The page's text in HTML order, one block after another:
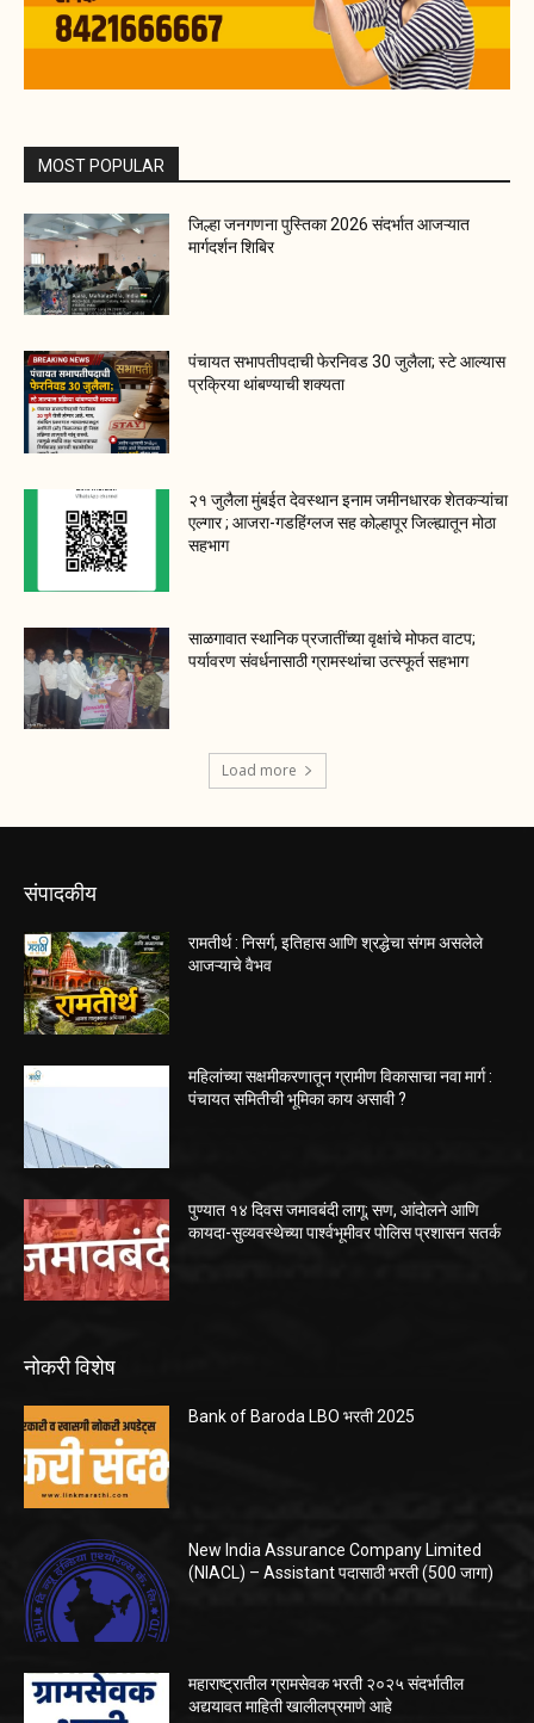
MOST POPULAR
जिल्हा जनगणना पुस्तिका 2026 संदर्भात आजऱ्यात
मार्गदर्शन शिबिर
पंचायत सभापतीपदाची फेरनिवड 30 जुलैला; स्टे आल्यास
प्रक्रिया थांबण्याची शक्यता
२१ जुलैला मुंबईत देवस्थान इनाम जमीनधारक शेतकऱ्यांचा
एल्गार ; आजरा-गडहिंग्लज सह कोल्हापूर जिल्ह्यातून मोठा
सहभाग
साळगावात स्थानिक प्रजातींच्या वृक्षांचे मोफत वाटप;
पर्यावरण संवर्धनासाठी ग्रामस्थांचा उत्स्फूर्त सहभाग
Load more
संपादकीय
रामतीर्थ : निसर्ग, इतिहास आणि श्रद्धेचा संगम असलेले
आजऱ्याचे वैभव
महिलांच्या सक्षमीकरणातून ग्रामीण विकासाचा नवा मार्ग :
पंचायत समितीची भूमिका काय असावी ?
पुण्यात १४ दिवस जमावबंदी लागू; सण, आंदोलने आणि
कायदा-सुव्यवस्थेच्या पार्श्वभूमीवर पोलिस प्रशासन सतर्क
नोकरी विशेष
Bank of Baroda LBO भरती 2025
New India Assurance Company Limited
(NIACL) – Assistant पदासाठी भरती (500 जागा)
महाराष्ट्रातील ग्रामसेवक भरती २०२५ संदर्भातील
अद्ययावत माहिती खालीलप्रमाणे आहे